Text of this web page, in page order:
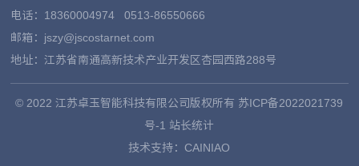
电话： 183600049740513-86550666
邮箱：jszy@jscostarnet.com
地址：江苏省南通高新技术产业开发区杏园西路288号
© 2022 江苏卓玉智能科技有限公司版权所有 苏ICP备2022021739
号-1 站长统计
技术支持： CAINIAO